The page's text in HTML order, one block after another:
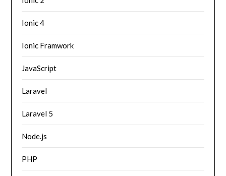
Ionic 4
Ionic Framwork
JavaScript
Laravel
Laravel 5
Node.js
PHP